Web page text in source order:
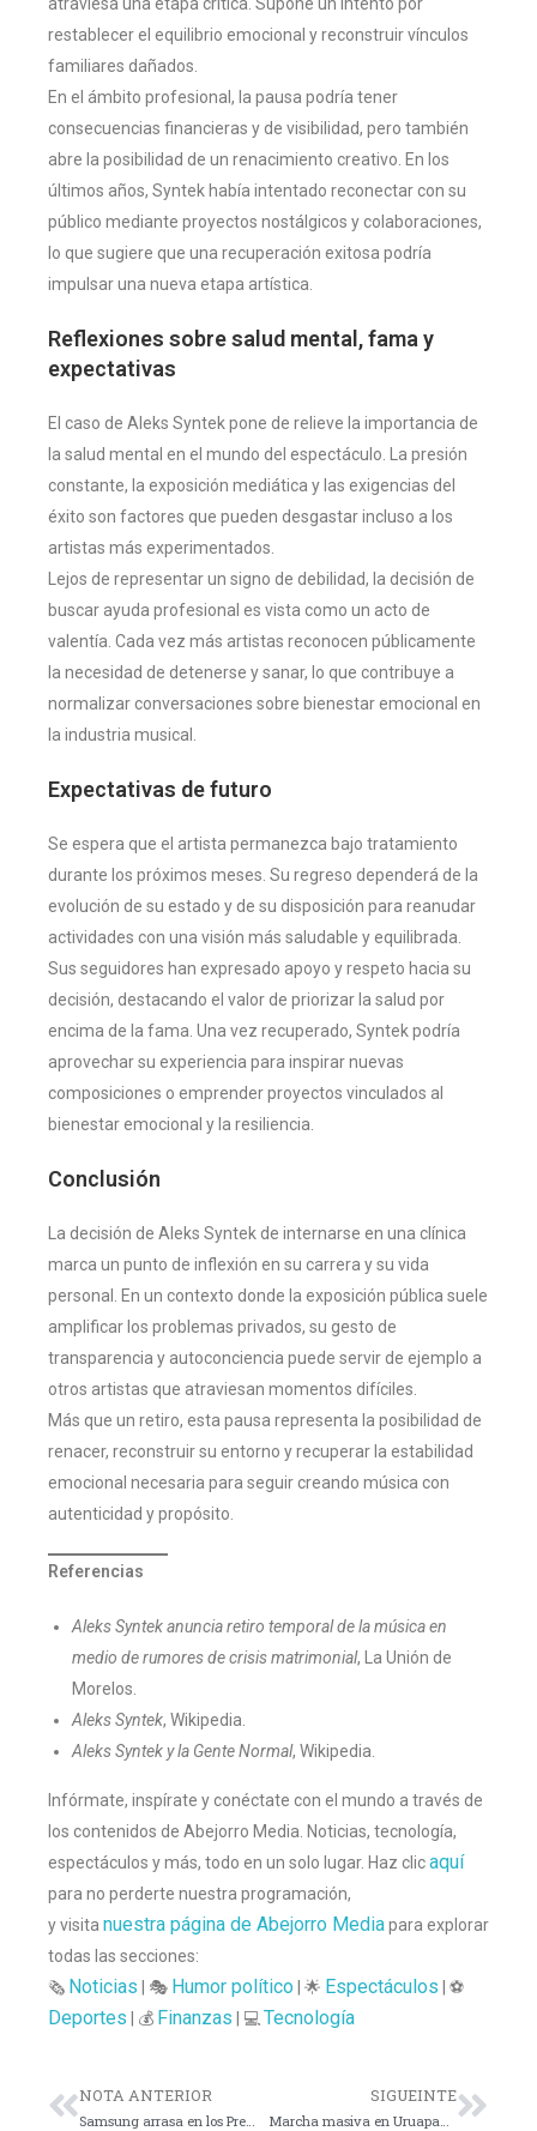
restablecer el equilibrio emocional y reconstruir vínculos
familiares dañados.
En el ámbito profesional, la pausa podría tener
consecuencias financieras y de visibilidad, pero también
abre la posibilidad de un renacimiento creativo. En los
últimos años, Syntek había intentado reconectar con su
público mediante proyectos nostálgicos y colaboraciones,
lo que sugiere que una recuperación exitosa podría
impulsar una nueva etapa artística.
Reflexiones sobre salud mental, fama y
expectativas
El caso de Aleks Syntek pone de relieve la importancia de
la salud mental en el mundo del espectáculo. La presión
constante, la exposición mediática y las exigencias del
éxito son factores que pueden desgastar incluso a los
artistas más experimentados.
Lejos de representar un signo de debilidad, la decisión de
buscar ayuda profesional es vista como un acto de
valentía. Cada vez más artistas reconocen públicamente
la necesidad de detenerse y sanar, lo que contribuye a
normalizar conversaciones sobre bienestar emocional en
la industria musical.
Expectativas de futuro
Se espera que el artista permanezca bajo tratamiento
durante los próximos meses. Su regreso dependerá de la
evolución de su estado y de su disposición para reanudar
actividades con una visión más saludable y equilibrada.
Sus seguidores han expresado apoyo y respeto hacia su
decisión, destacando el valor de priorizar la salud por
encima de la fama. Una vez recuperado, Syntek podría
aprovechar su experiencia para inspirar nuevas
composiciones o emprender proyectos vinculados al
bienestar emocional y la resiliencia.
Conclusión
La decisión de Aleks Syntek de internarse en una clínica
marca un punto de inflexión en su carrera y su vida
personal. En un contexto donde la exposición pública suele
amplificar los problemas privados, su gesto de
transparencia y autoconciencia puede servir de ejemplo a
otros artistas que atraviesan momentos difíciles.
Más que un retiro, esta pausa representa la posibilidad de
renacer, reconstruir su entorno y recuperar la estabilidad
emocional necesaria para seguir creando música con
autenticidad y propósito.
Referencias
Aleks Syntek anuncia retiro temporal de la música en
medio de rumores de crisis matrimonial, La Unión de
Morelos.
Aleks Syntek, Wikipedia.
Aleks Syntek y la Gente Normal, Wikipedia.
Infórmate, inspírate y conéctate con el mundo a través de
los contenidos de Abejorro Media. Noticias, tecnología,
espectáculos y más, todo en un solo lugar. Haz clicaquí
para no perderte nuestra programación,
y visita nuestra página de Abejorro Mediapara explorar
todas las secciones:
🗞️ Noticias | 🎭 Humor político| 🌟 Espectáculos | ⚽
Deportes | 💰 Finanzas | 💻 Tecnología
NOTA ANTERIOR SIGUEINTE